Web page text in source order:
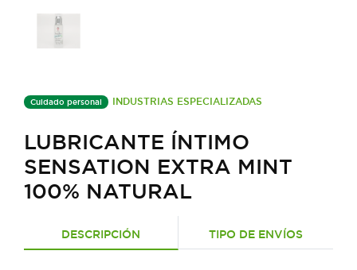
Cuidado personal INDUSTRIAS ESPECIALIZADAS
LUBRICANTE ÍNTIMO
SENSATION EXTRA MINT
100% NATURAL
DESCRIPCIÓN TIPO DE ENVÍOS